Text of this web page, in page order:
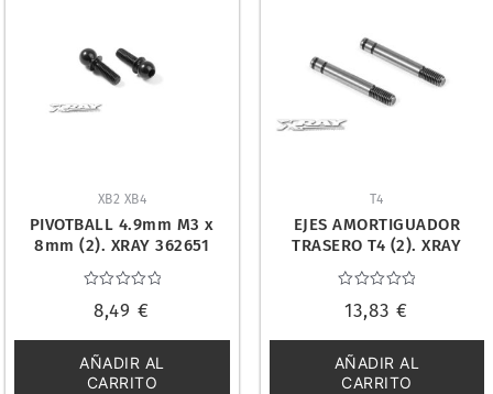
XB2 XB4
PIVOTBALL 4.9mm M3 x
8mm (2). XRAY 362651
con
de
5
8,49€
AÑADIR AL
CARRITO
T4
EJES AMORTIGUADOR
TRASERO T4 (2). XRAY
308364
con
de
5
13,83€
AÑADIR AL
CARRITO